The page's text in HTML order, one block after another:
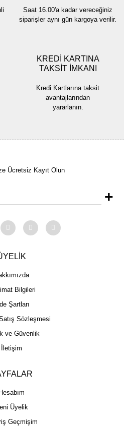
olmalı.
Saat 16.00'a kadar vereceğiniz
siparişler aynı gün kargoya verilir.
KREDİ KARTINA
TAKSİT İMKANI
Kredi Kartlarına taksit
avantajlarından
yararlanın.
Ücretsiz Kayıt Olun
+
Bilgileri
Şartları
Sözleşmesi
ve Güvenlik
İletişim
Üyelik
Geçmişim